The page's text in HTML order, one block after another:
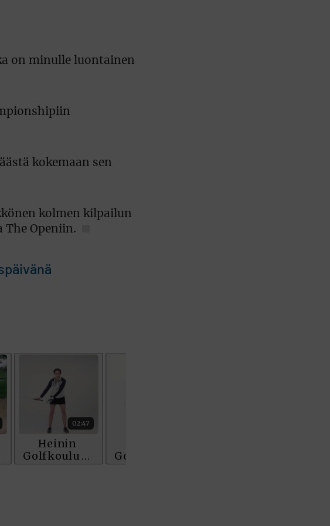
on minulle luontainen
kokemaan sen
kolmen kilpailun
The Openiin.